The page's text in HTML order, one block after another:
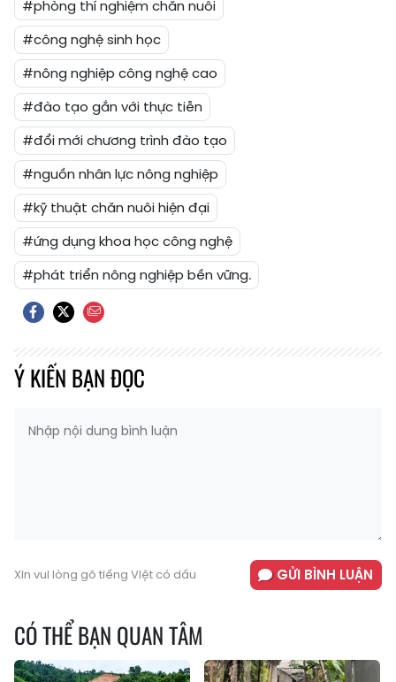
#phòng thí nghiệm chăn nuôi
#công nghệ sinh học
#nông nghiệp công nghệ cao
#đào tạo gắn với thực tiễn
#đổi mới chương trình đào tạo
#nguồn nhân lực nông nghiệp
#kỹ thuật chăn nuôi hiện đại
#ứng dụng khoa học công nghệ
#phát triển nông nghiệp bền vững.
Ý KIẾN BẠN ĐỌC
Xin vui lòng gõ tiếng Việt có dấu GỬI BÌNH LUẬN
CÓ THỂ BẠN QUAN TÂM